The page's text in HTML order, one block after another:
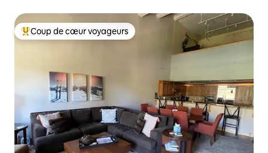
Coups de cœur voyageurs les plus appréciés
Coup de cœur voyageurs